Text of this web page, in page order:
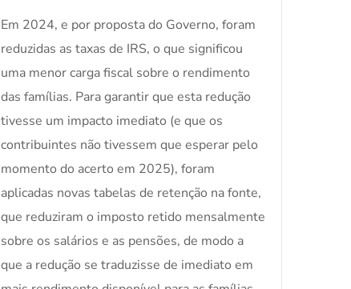
Em 2024, e por proposta do Governo, foram
reduzidas as taxas de IRS, o que significou
uma menor carga fiscal sobre o rendimento
das famílias. Para garantir que esta redução
tivesse um impacto imediato (e que os
contribuintes não tivessem que esperar pelo
momento do acerto em 2025), foram
aplicadas novas tabelas de retenção na fonte,
que reduziram o imposto retido mensalmente
sobre os salários e as pensões, de modo a
que a redução se traduzisse de imediato em